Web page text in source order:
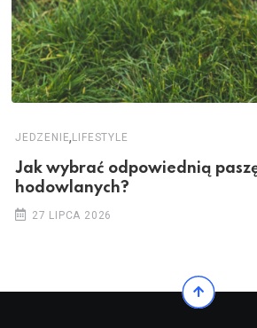
JEDZENIE,LIFESTYLE
Jak wybrać odpowiednią
hodowlanych?
27 LIPCA 2026